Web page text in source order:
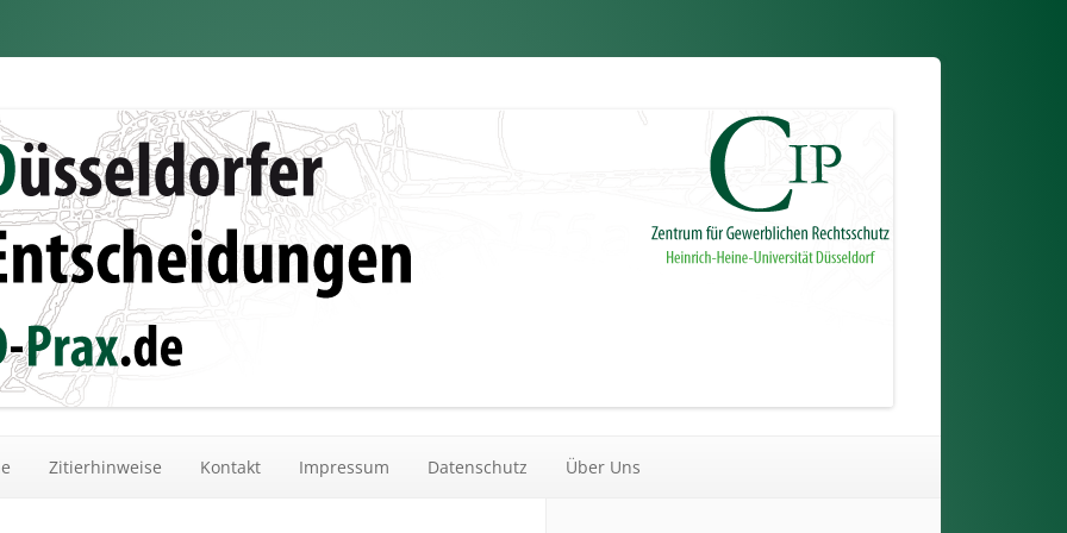
Zitierhinweise Kontakt Impressum Datenschutz Über Uns